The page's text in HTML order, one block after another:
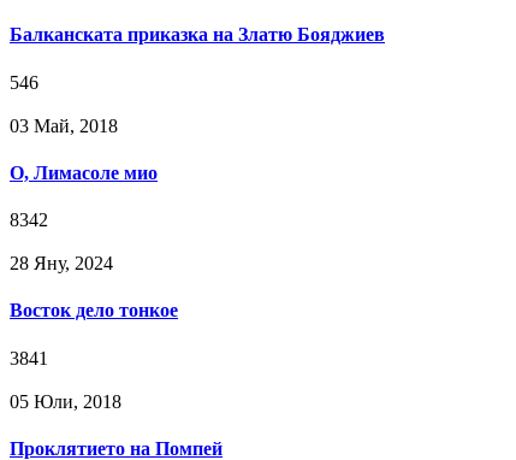
Балканската приказка на Златю Бояджиев
546
03 Май, 2018
О, Лимасоле мио
8342
28 Яну, 2024
Восток дело тонкое
3841
05 Юли, 2018
Проклятието на Помпей